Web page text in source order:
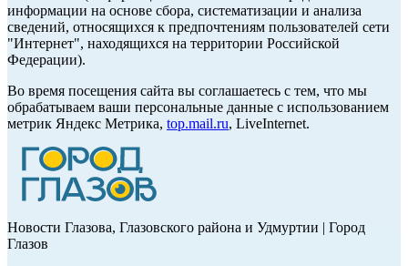
информации на основе сбора, систематизации и анализа
сведений, относящихся к предпочтениям пользователей сети
"Интернет", находящихся на территории Российской
Федерации).
Во время посещения сайта вы соглашаетесь с тем, что мы
обрабатываем ваши персональные данные с использованием
метрик Яндекс Метрика, top.mail.ru, LiveInternet.
Новости Глазова, Глазовского района и Удмуртии | Город
Глазов